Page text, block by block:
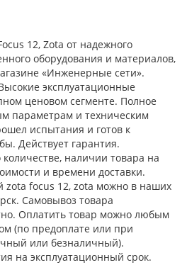
12, Zota от надежного
оборудования и материалов,
«Инженерные сети».
эксплуатационные
ценовом сегменте. Полное
параметрам и техническим
испытания и готов к
Действует гарантия.
наличии товара на
и времени доставки.
zota focus 12, zota можно в наших
Самовывоз товара
Оплатить товар можно любым
(по предоплате или при
или безналичный).
на эксплуатационный срок.